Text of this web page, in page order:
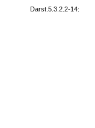
Darst.5.3.2.2-14: